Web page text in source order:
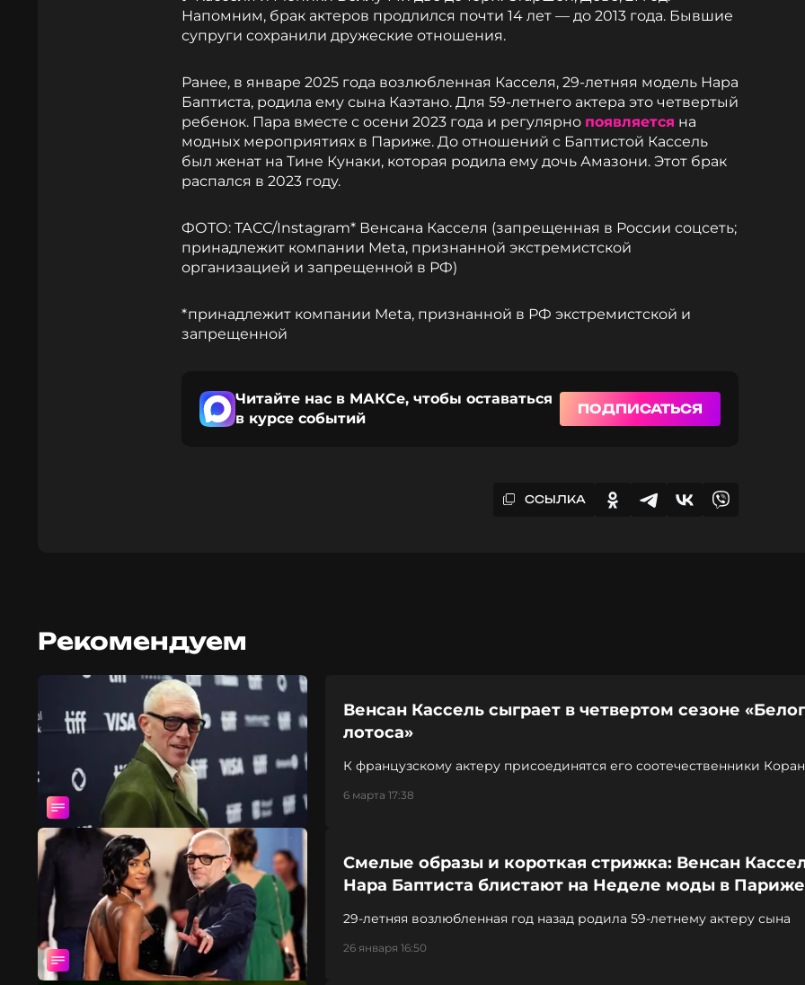
Напомним, брак актеров продлился почти 14 лет — до 2013 года. Бывшие
супруги сохранили дружеские отношения.
Ранее, в январе 2025 года возлюбленная Касселя, 29-летняя модель Нара
Баптиста, родила ему сына Каэтано. Для 59-летнего актера это четвертый
ребенок. Пара вместе с осени 2023 года и регулярно появляется на
модных мероприятиях в Париже. До отношений с Баптистой Кассель
был женат на Тине Кунаки, которая родила ему дочь Амазони. Этот брак
распался в 2023 году.
ФОТО: ТАСС/Instagram* Венсана Касселя (запрещенная в России соцсеть;
принадлежит компании Meta, признанной экстремистской
организацией и запрещенной в РФ)
*принадлежит компании Meta, признанной в РФ экстремистской и
запрещенной
Читайте нас в МАКСе, чтобы оставаться
в курсе событий
ПОДПИСАТЬСЯ
ССЫЛКА
Рекомендуем
Венсан Кассель сыграет в четвертом сезоне
лотоса»
К французскому актеру присоединятся его соотечественники
6 марта 17:38
Смелые образы и короткая стрижка: Венсан
Нара Баптиста блистают на Неделе моды в Париже
29-летняя возлюбленная год назад родила 59-летнему актеру сына
26 января 16:50